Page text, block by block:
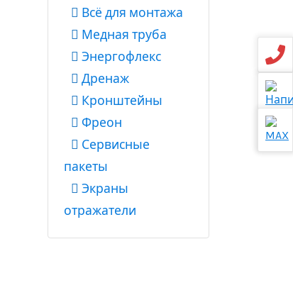
Всё для монтажа
Медная труба
Энергофлекс
Дренаж
Кронштейны
Фреон
Сервисные
пакеты
Экраны
отражатели